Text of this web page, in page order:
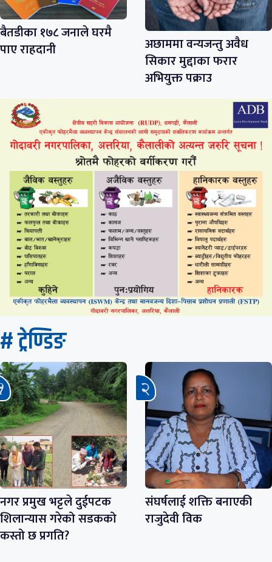
बैतडीका १७८ जनाले घरमै
पाए राहदानी
अछाममा वन्यजन्तु अवैध
सिकार मुद्दाका फरार
अभियुक्त पक्राउ
# ट्रेण्डिङ
नगर प्रमुख भट्टले दुईपटक
शिलान्यास गरेको सडकको
कस्तो छ प्रगति?
संघर्षलाई शक्ति बनाएकी
राजुदेवी विक